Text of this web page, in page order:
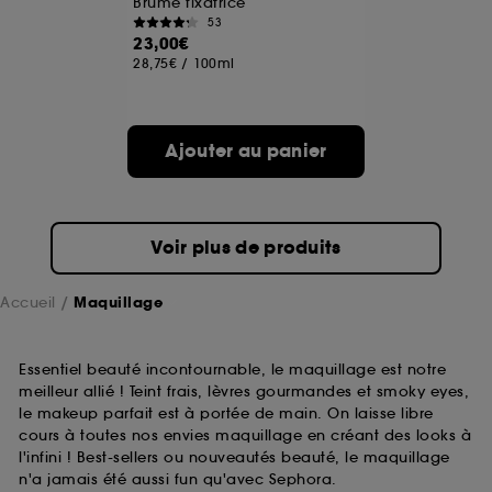
53
23,00€
28,75€ / 100ml
Ajouter au panier
Voir plus de produits
Accueil Maquillage
Essentiel beauté incontournable, le maquillage est notre
meilleur allié ! Teint frais, lèvres gourmandes et smoky eyes,
le makeup parfait est à portée de main. On laisse libre
cours à toutes nos envies maquillage en créant des looks à
l'infini ! Best-sellers ou nouveautés beauté, le maquillage
n'a jamais été aussi fun qu'avec Sephora.
A l'exception des cookies techniques, le dépôt et la
lecture de ces traceurs requiert votre accord. Vous
choix" ci-dessous ou décider de "tout accepter".
Sephora pourra associer les informations de
navigation collectées par ces Cookies, pour les
sur "continuer sans accepter". Voous pouvez à tout
moment choisir de retirer votrte consentement. Si vous
souhaitez obtenir plus d'information sur les cookies